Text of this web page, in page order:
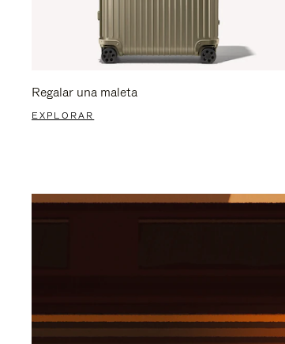
Regalar una maleta
EXPLORAR